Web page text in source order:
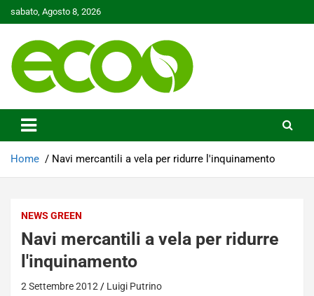
to
sabato, Agosto 8, 2026
Ecoo.it
Home Navi mercantili a vela per ridurre l'inquinamento
NEWS GREEN
Navi mercantili a vela per ridurre
l'inquinamento
2 Settembre 2012 Luigi Putrino